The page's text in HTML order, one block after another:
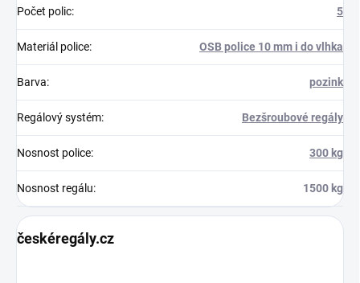
Počet polic: 5
Materiál police: OSB police 10 mm i do vlhka
Barva: pozink
Regálový systém: Bezšroubové regály
Nosnost police: 300 kg
Nosnost regálu: 1500 kg
českéregály.cz